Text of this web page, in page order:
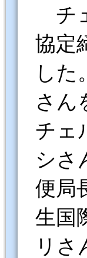
チ
協定
した
さん
チェ
シさ
便局
生国
リさ